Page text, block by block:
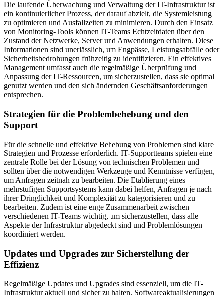
Die laufende Überwachung und Verwaltung der IT-Infrastruktur ist
ein kontinuierlicher Prozess, der darauf abzielt, die Systemleistung
zu optimieren und Ausfallzeiten zu minimieren. Durch den Einsatz
von Monitoring-Tools können IT-Teams Echtzeitdaten über den
Zustand der Netzwerke, Server und Anwendungen erhalten. Diese
Informationen sind unerlässlich, um Engpässe, Leistungsabfälle oder
Sicherheitsbedrohungen frühzeitig zu identifizieren. Ein effektives
Management umfasst auch die regelmäßige Überprüfung und
Anpassung der IT-Ressourcen, um sicherzustellen, dass sie optimal
genutzt werden und den sich ändernden Geschäftsanforderungen
entsprechen.
Strategien für die Problembehebung und den
Support
Für die schnelle und effektive Behebung von Problemen sind klare
Strategien und Prozesse erforderlich. IT-Supportteams spielen eine
zentrale Rolle bei der Lösung von technischen Problemen und
sollten über die notwendigen Werkzeuge und Kenntnisse verfügen,
um Anfragen zeitnah zu bearbeiten. Die Etablierung eines
mehrstufigen Supportsystems kann dabei helfen, Anfragen je nach
ihrer Dringlichkeit und Komplexität zu kategorisieren und zu
bearbeiten. Zudem ist eine enge Zusammenarbeit zwischen
verschiedenen IT-Teams wichtig, um sicherzustellen, dass alle
Aspekte der Infrastruktur abgedeckt sind und Problemlösungen
koordiniert werden.
Updates und Upgrades zur Sicherstellung der
Effizienz
Regelmäßige Updates und Upgrades sind essenziell, um die IT-
Infrastruktur aktuell und sicher zu halten. Softwareaktualisierungen